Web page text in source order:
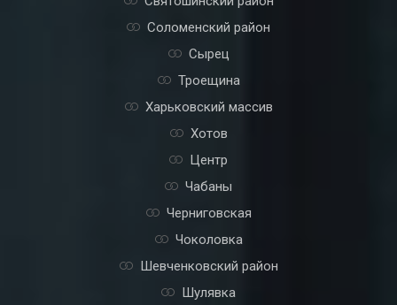
Соломенский район
Сырец
Троещина
Харьковский массив
Хотов
Центр
Чабаны
Черниговская
Чоколовка
Шевченковский район
Шулявка